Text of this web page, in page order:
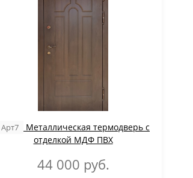
Арт7
Металлическая термодверь с
отделкой МДФ ПВХ
44 000 руб.